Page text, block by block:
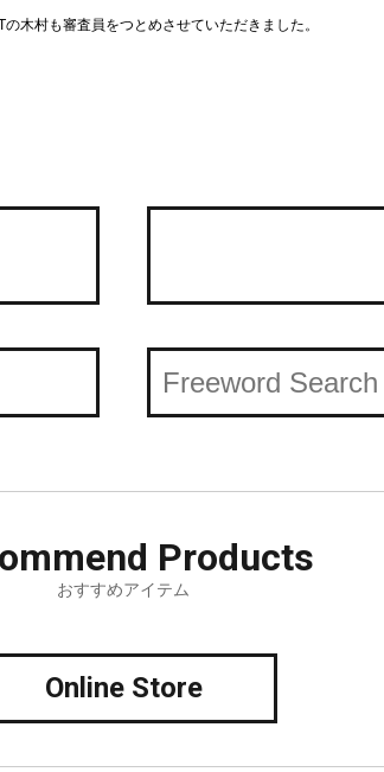
木村も審査員をつとめさせていただきました。
Products
おすすめアイテム
Online Store